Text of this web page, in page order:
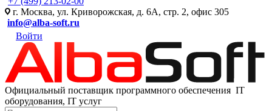
г. Москва, ул. Криворожская, д. 6А, стр. 2, офис 305
info@alba-soft.ru
Войти
Официальный поставщик программного обеспечения IT
оборудования, IT услуг